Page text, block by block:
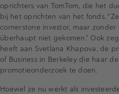
oprichters van TomTom, die het
bij het oprichten van het fonds.
cornerstone investor, maar
überhaupt niet gekomen.” Ook
heeft aan Svetlana Khapova, de
of Business in Berkeley die haar
promotieonderzoek te doen.
Hoewel ze nu werkt als